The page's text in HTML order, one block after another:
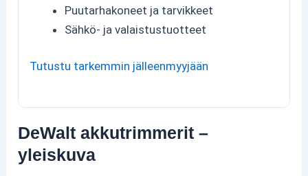
Puutarhakoneet ja tarvikkeet
Sähkö- ja valaistustuotteet
Tutustu tarkemmin jälleenmyyjään
DeWalt akkutrimmerit –
yleiskuva